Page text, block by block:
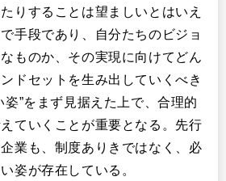
りすることは望ましいとはいえ
手段であり、自分たちのビジョ
ものか、その実現に向けてどん
ドセットを生み出していくべき
姿”をまず見据えた上で、合理的
ていくことが重要となる。先行
業も、制度ありきではなく、必
姿が存在している。